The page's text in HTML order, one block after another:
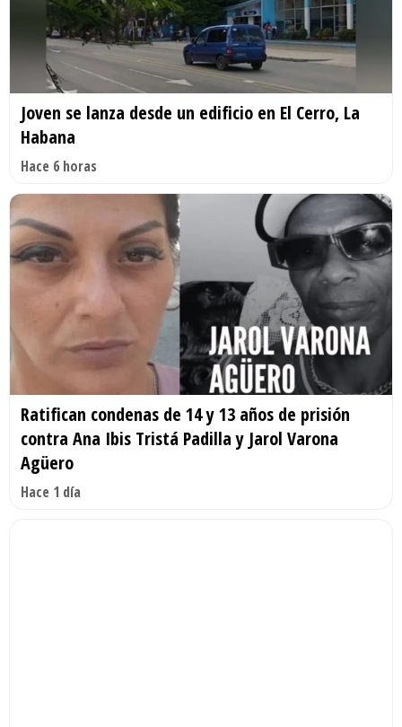
Joven se lanza desde un edificio en El Cerro, La
Habana
Hace 6 horas
Ratifican condenas de 14 y 13 años de prisión
contra Ana Ibis Tristá Padilla y Jarol Varona
Agüero
Hace 1 día